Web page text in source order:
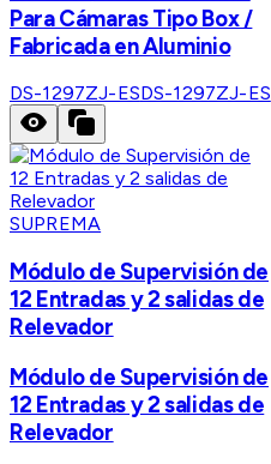
Para Cámaras Tipo Box /
Fabricada en Aluminio
DS-1297ZJ-ESDS-1297ZJ-ES
SUPREMA
Módulo de Supervisión de
12 Entradas y 2 salidas de
Relevador
Módulo de Supervisión de
12 Entradas y 2 salidas de
Relevador